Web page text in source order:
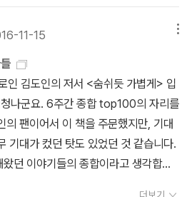
들을 빨리 만나보게 되었습니다^^1. <
>요나스 요나손 지음, 임호경 옮김 / 열
친 스웨덴 작가 요나스 요나손의 3번
문을 넘어선 100세 노인> 만큼 혹은
서평단에서 책을 받고 단숨에 읽었습니
가장 뛰어난 작가가 아닌가 싶습니
준 것>브라이언 스티븐슨 지음, 고기
월 이 책도 서평단에 당첨되어 만나
들과 무기수들의 누명을 벗기기 위해
의 30년간의 기록물입니다. 슬픕니다.
11-15
인 김도인의 저서 <숨쉬듯 가볍게> 입
나군요. 6주간 종합 top100의 자리를
의 팬이어서 이 책을 주문했지만, 기대
기대가 컸던 탓도 있었던 것 같습니다.
던 이야기들의 종합이라고 생각합니